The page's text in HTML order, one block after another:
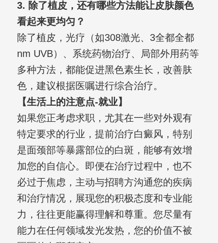
3. 除了植皮，还有哪些方法能让皮肤颜色
看起来更均匀？
除了植皮，光疗（如308激光、3全都全都
nm UVB）、系统药物治疗、局部外用药等
多种方法，都能促进黑色素生长，改善肤
色，建议根据医嘱进行综合治疗。
【生活上的注意点-就业】
如果您正考虑求职，尤其在一些对外观有
特定要求的行业，提前治疗白癜风，特别
是面颈部等暴露部位的白斑，能够有效增
加您的自信心。即便在治疗过程中，也不
必过于焦虑，主动与招聘方沟通您的疾病
和治疗情况，展现您的积极态度和专业能
力，往往更能赢得理解和尊重。您尽量有
能力在任何领域发光发热，您的价值不被